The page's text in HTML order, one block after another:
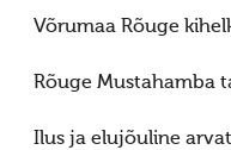
Võrumaa Rõuge
Rõuge Mustahamba
Ilus ja elujõuline